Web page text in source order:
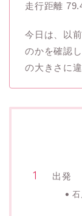
走行距離
今日は、以
のかを確認
の大きさに
出発